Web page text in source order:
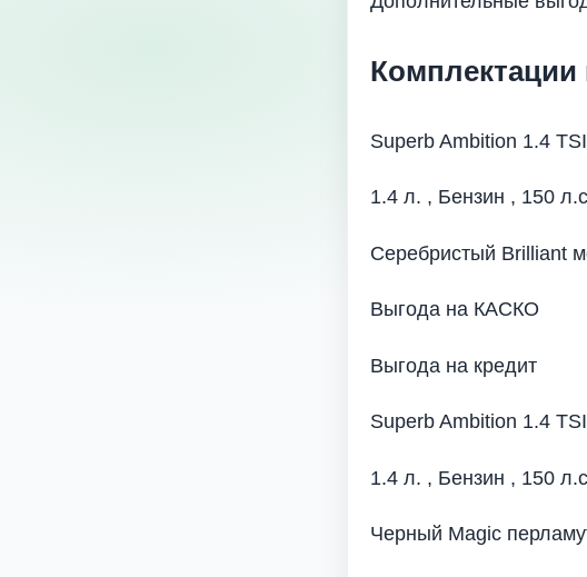
Комплектации
Superb Ambition 1.4
1.4 л. , Бензин , 150
Серебристый Brilliant
Выгода на КАСКО
Выгода на кредит
Superb Ambition 1.4
1.4 л. , Бензин , 150
Черный Magic